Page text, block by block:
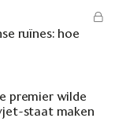
ruïnes: hoe
premier wilde
staat maken